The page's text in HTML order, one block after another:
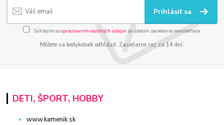
Prihlásiť sa
Súhlasím sospracovaním osobných údajov za účelom zasielania newslettera.
Môžete sa kedykoľvek odhlásiť. Zasielame raz za 14 dní.
DETI, ŠPORT, HOBBY
www.kamenik.sk